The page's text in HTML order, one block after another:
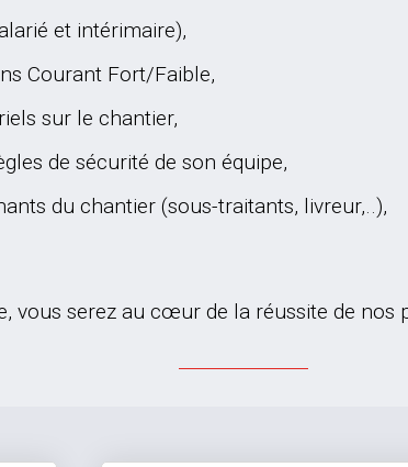
et intérimaire),
Courant Fort/Faible,
sur le chantier,
de sécurité de son équipe,
du chantier (sous-traitants, livreur,..),
vous serez au cœur de la réussite de nos